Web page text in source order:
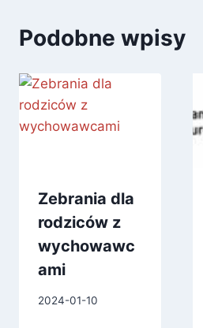
Podobne wpisy
Zebrania dla
rodziców z
wychowawc
ami
2024-01-10